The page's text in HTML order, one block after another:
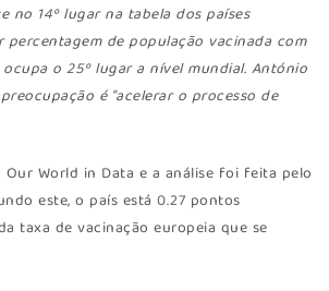
no 14º lugar na tabela dos países
percentagem de população vacinada com
o 25º lugar a nível mundial. António
é “acelerar o processo de
World in Data e a análise foi feita pelo
este, o país está 0.27 pontos
taxa de vacinação europeia que se